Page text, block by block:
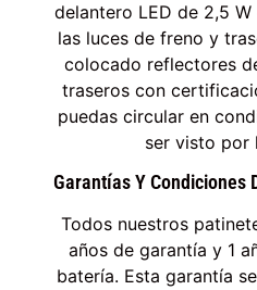
delantero LED de 2,5
las luces de freno y
colocado reflectores
traseros con
puedas circular en
ser visto por
Garantías Y Condiciones
Todos nuestros
años de garantía y 1
batería. Esta garantía